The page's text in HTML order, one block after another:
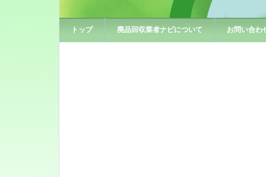
トップ 廃品回収業者ナビについて お問い合わ